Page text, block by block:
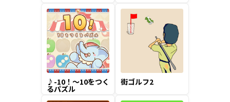
♪-10！～10をつく
るパズル
街ゴルフ2